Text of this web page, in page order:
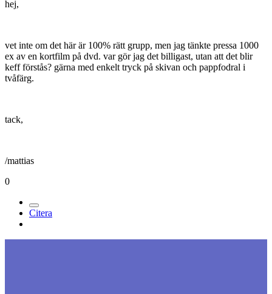
hej,
vet inte om det här är 100% rätt grupp, men jag tänkte pressa 1000
ex av en kortfilm på dvd. var gör jag det billigast, utan att det blir
keff förstås? gärna med enkelt tryck på skivan och pappfodral i
tvåfärg.
tack,
/mattias
0
Citera